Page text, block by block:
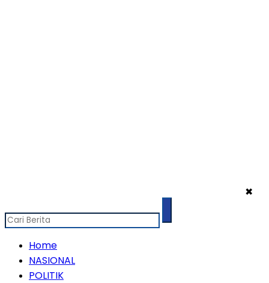
✖
Home
NASIONAL
POLITIK